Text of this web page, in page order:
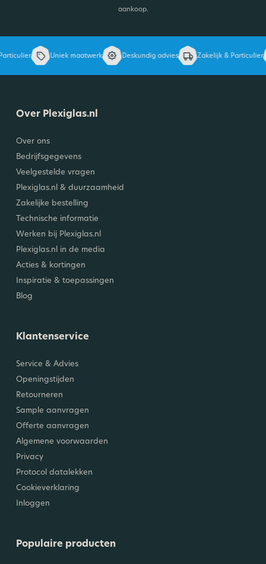
aankoop.
Uniek maatwerk Deskundig advies Zakelijk & Particulier
Over Plexiglas.nl
Over ons
Bedrijfsgegevens
Veelgestelde vragen
Plexiglas.nl & duurzaamheid
Zakelijke bestelling
Technische informatie
Werken bij Plexiglas.nl
Plexiglas.nl in de media
Acties & kortingen
Inspiratie & toepassingen
Blog
Klantenservice
Service & Advies
Openingstijden
Retourneren
Sample aanvragen
Offerte aanvragen
Algemene voorwaarden
Privacy
Protocol datalekken
Cookieverklaring
Inloggen
Populaire producten